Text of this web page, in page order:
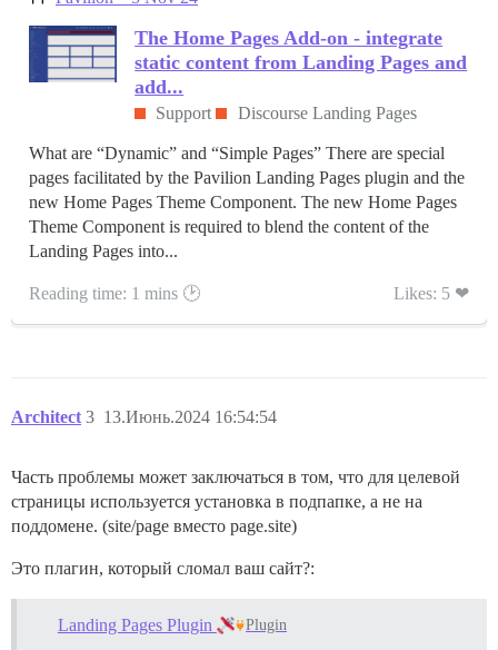
The Home Pages Add-on - integrate
static content from Landing Pages and
add...
Support Discourse Landing Pages
What are “Dynamic” and “Simple Pages” There are special
pages facilitated by the Pavilion Landing Pages plugin and the
new Home Pages Theme Component. The new Home Pages
Theme Component is required to blend the content of the
Landing Pages into...
Reading time: 1 mins 🕑 Likes: 5 ❤
Architect 13.Июнь.2024 16:54:54
3
Часть проблемы может заключаться в том, что для целевой
страницы используется установка в подпапке, а не на
поддомене. (site/page вместо page.site)
Это плагин, который сломал ваш сайт?:
Landing Pages Plugin Plugin